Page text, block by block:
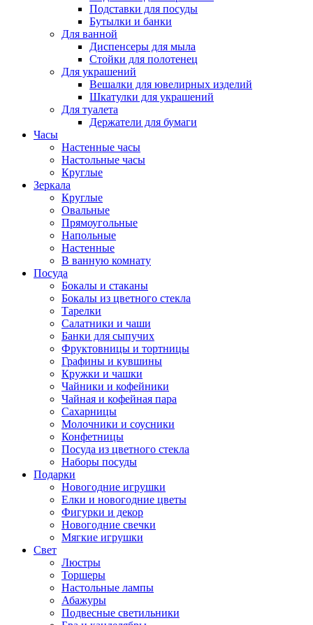
Подставки для посуды
Бутылки и банки
Для ванной
Диспенсеры для мыла
Стойки для полотенец
Для украшений
Вешалки для ювелирных изделий
Шкатулки для украшений
Для туалета
Держатели для бумаги
Часы
Настенные часы
Настольные часы
Круглые
Зеркала
Круглые
Овальные
Прямоугольные
Напольные
Настенные
В ванную комнату
Посуда
Бокалы и стаканы
Бокалы из цветного стекла
Тарелки
Салатники и чаши
Банки для сыпучих
Фруктовницы и тортницы
Графины и кувшины
Кружки и чашки
Чайники и кофейники
Чайная и кофейная пара
Сахарницы
Молочники и соусники
Конфетницы
Посуда из цветного стекла
Наборы посуды
Подарки
Новогодние игрушки
Елки и новогодние цветы
Фигурки и декор
Новогодние свечки
Мягкие игрушки
Свет
Люстры
Торшеры
Настольные лампы
Абажуры
Подвесные светильники